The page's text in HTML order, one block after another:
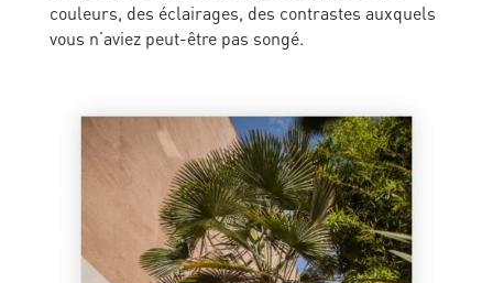
couleurs, des éclairages, des contrastes auxquels
vous n’aviez peut-être pas songé.